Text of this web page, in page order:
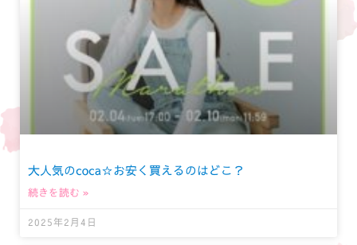
大人気のcoca☆お安く買えるのはどこ？
続きを読む »
2025年2月4日